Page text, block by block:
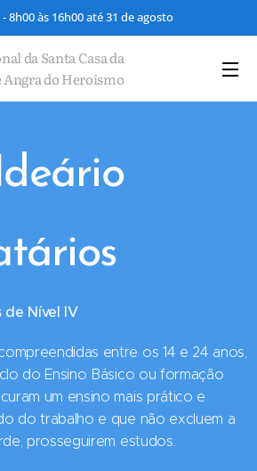
8h00 às 16h00 até 31 de agosto
da Santa Casa da
do Heroísmo
de Nível IV
entre os 14 e 24 anos,
do Ensino Básico ou formação
um ensino mais prático e
do trabalho e que não excluem a
prosseguirem estudos.